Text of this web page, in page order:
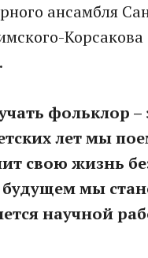
ансамбля
фольклор –
лет мы
свою жизнь
мы
научной